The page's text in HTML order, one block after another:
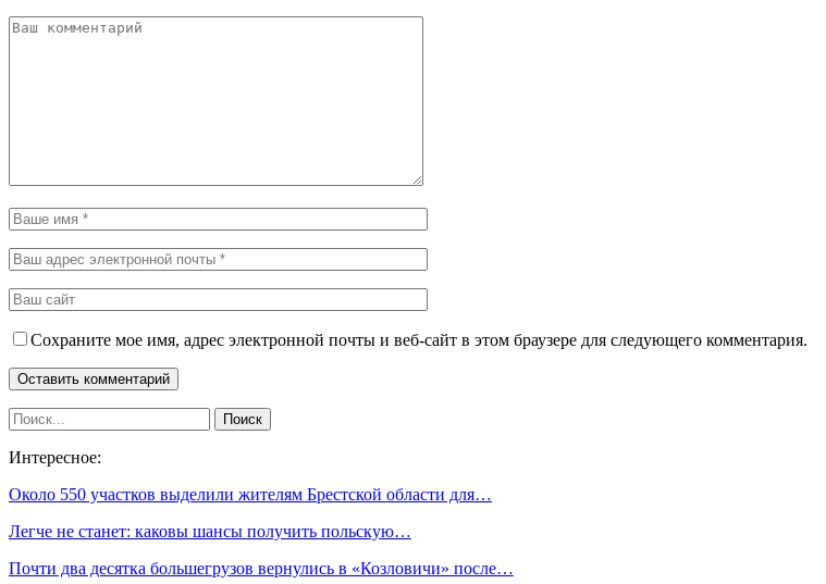
Сохраните мое имя, адрес электронной почты и веб-сайт в этом браузере для следующего комментария.
Интересное:
Около 550 участков выделили жителям Брестской области для…
Легче не станет: каковы шансы получить польскую…
Почти два десятка большегрузов вернулись в «Козловичи» после…